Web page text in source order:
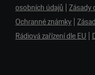
osobních údajů |Zásady
Ochranné známky |
Rádiová zařízení dle EU |